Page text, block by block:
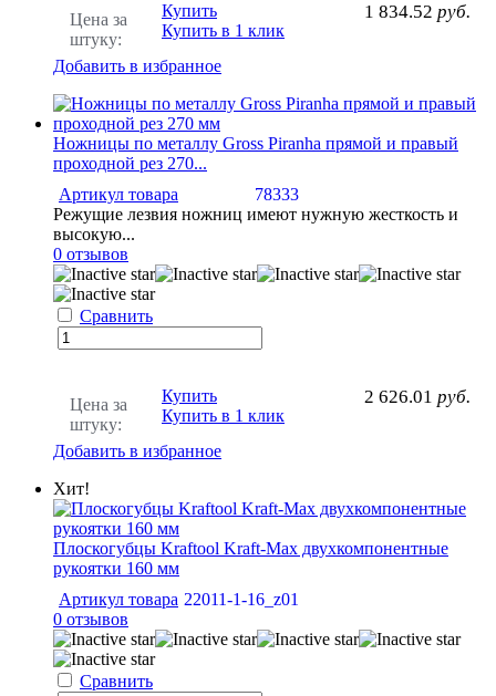
Цена за
штуку:
1 834.52 руб.
Купить
Купить в 1 клик
Добавить в избранное
Ножницы по металлу Gross Piranha прямой и правый
проходной рез 270...
Артикул товара
78333
Режущие лезвия ножниц имеют нужную жесткость и
высокую...
0 отзывов
Сравнить
Цена за
штуку:
2 626.01 руб.
Купить
Купить в 1 клик
Добавить в избранное
Хит!
Плоскогубцы Kraftool Kraft-Max двухкомпонентные
рукоятки 160 мм
Артикул товара 22011-1-16_z01
0 отзывов
Сравнить